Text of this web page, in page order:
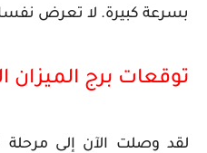
بسرعة كبيرة. لا تعرض
توقعات برج الميزان
لقد وصلت الآن إلى